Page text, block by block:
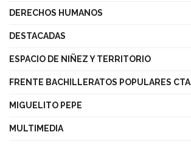
DERECHOS HUMANOS
DESTACADAS
ESPACIO DE NIÑEZ Y TERRITORIO
FRENTE BACHILLERATOS POPULARES CTA
MIGUELITO PEPE
MULTIMEDIA